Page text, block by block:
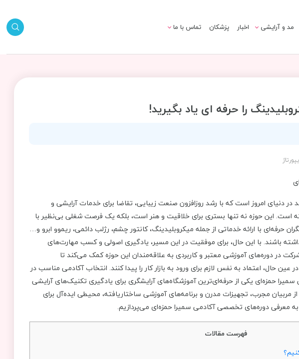
مد و آرایشی اخبار پزشکان تماس با ما
را حرفه ای یاد بگیرید!
در دنیای امروز است که با رشد روزافزون صنعت زیبایی، تقاضا برای خدمات آرایشی و
است. این حوزه نه تنها بستری برای خلاقیت و هنر است، بلکه یک فرصت شغلی بی‌نظیر با
حرفه‌ای با ارائه خدماتی از جمله میکروبلیدینگ، کانتور چشم، رژلب دائمی، ریموو ابرو و…
باشند. با این حال، برای موفقیت در این مسیر، یادگیری اصولی و کسب مهارت‌های
در دوره‌های آموزشی معتبر و کاربردی به علاقه‌مندان این حوزه کمک می‌کند تا
عین حال، اعتماد به نفس لازم برای ورود به بازار کار را پیدا کنند. انتخاب آکادمی مناسب در
حمزه‌ای یکی از حرفه‌ای‌ترین آموزشگاه‌های آرایشگری برای یادگیری تکنیک‌های آرایشی
مربیان مجرب، تجهیزات مدرن و برنامه‌های آموزشی ساختاریافته، محیطی ایده‌آل برای
معرفی دوره‌های تخصصی آکادمی سمیرا حمزه‌ای می‌پردازیم.
فهرست مقالات